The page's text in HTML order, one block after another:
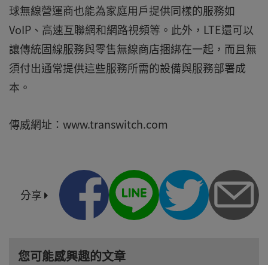
球無線營運商也能為家庭用戶提供同樣的服務如
VoIP、高速互聯網和網路視頻等。此外，LTE還可以
讓傳統固線服務與零售無線商店捆綁在一起，而且無
須付出通常提供這些服務所需的設備與服務部署成
本。
傳威網址：www.transwitch.com
分享
您可能感興趣的文章